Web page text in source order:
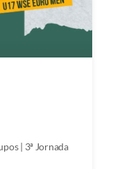
| 3ª Jornada